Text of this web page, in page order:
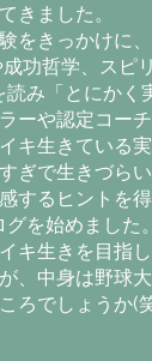
きました。
をきっかけに
功哲学、スピ
み「とにかく
ーや認定コーチ
キ生きている
ぎで生きづら
するヒントを
を始めました。
キ生きを目指
、中身は野球
ろでしょうか(